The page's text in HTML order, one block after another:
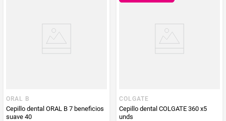
PUM - Unidad
de Medida
ORAL B
Cepillo dental ORAL B 7 beneficios
suave 40
COLGATE
Cepillo dental COLGATE 360 x5
unds